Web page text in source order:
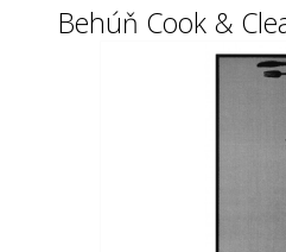
Behúň Cook &